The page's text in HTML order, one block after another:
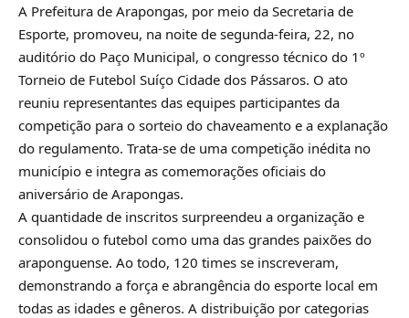
A Prefeitura de Arapongas, por meio da Secretaria de
Esporte, promoveu, na noite de segunda-feira, 22, no
auditório do Paço Municipal, o congresso técnico do 1º
Torneio de Futebol Suíço Cidade dos Pássaros. O ato
reuniu representantes das equipes participantes da
competição para o sorteio do chaveamento e a explanação
do regulamento. Trata-se de uma competição inédita no
município e integra as comemorações oficiais do
aniversário de Arapongas.
A quantidade de inscritos surpreendeu a organização e
consolidou o futebol como uma das grandes paixões do
araponguense. Ao todo, 120 times se inscreveram,
demonstrando a força e abrangência do esporte local em
todas as idades e gêneros. A distribuição por categorias